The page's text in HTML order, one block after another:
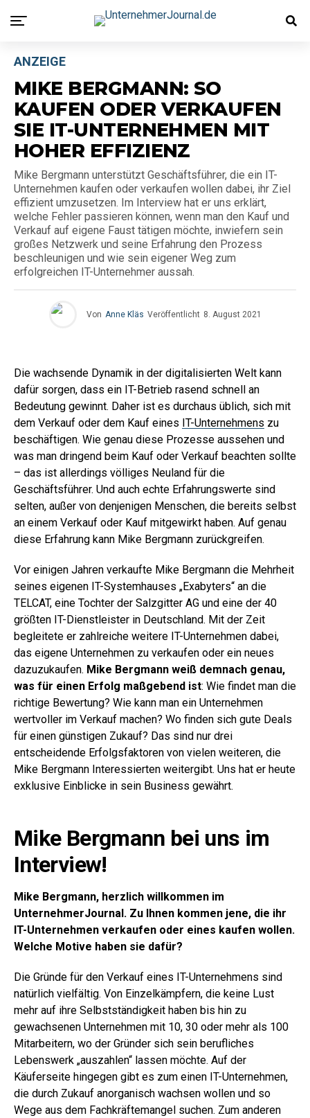
ANZEIGE
MIKE BERGMANN: SO
KAUFEN ODER VERKAUFEN
SIE IT-UNTERNEHMEN MIT
HOHER EFFIZIENZ
Mike Bergmann unterstützt Geschäftsführer, die ein IT-
Unternehmen kaufen oder verkaufen wollen dabei, ihr Ziel
effizient umzusetzen. Im Interview hat er uns erklärt,
welche Fehler passieren können, wenn man den Kauf und
Verkauf auf eigene Faust tätigen möchte, inwiefern sein
großes Netzwerk und seine Erfahrung den Prozess
beschleunigen und wie sein eigener Weg zum
erfolgreichen IT-Unternehmer aussah.
Von Anne Kläs Veröffentlicht 8. August 2021
Die wachsende Dynamik in der digitalisierten Welt kann
dafür sorgen, dass ein IT-Betrieb rasend schnell an
Bedeutung gewinnt. Daher ist es durchaus üblich, sich mit
dem Verkauf oder dem Kauf eines IT-Unternehmens zu
beschäftigen. Wie genau diese Prozesse aussehen und
was man dringend beim Kauf oder Verkauf beachten sollte
– das ist allerdings völliges Neuland für die
Geschäftsführer. Und auch echte Erfahrungswerte sind
selten, außer von denjenigen Menschen, die bereits selbst
an einem Verkauf oder Kauf mitgewirkt haben. Auf genau
diese Erfahrung kann Mike Bergmann zurückgreifen.
Vor einigen Jahren verkaufte Mike Bergmann die Mehrheit
seines eigenen IT-Systemhauses „Exabyters“ an die
TELCAT, eine Tochter der Salzgitter AG und eine der 40
größten IT-Dienstleister in Deutschland. Mit der Zeit
begleitete er zahlreiche weitere IT-Unternehmen dabei,
das eigene Unternehmen zu verkaufen oder ein neues
dazuzukaufen. Mike Bergmann weiß demnach genau,
was für einen Erfolg maßgebend ist: Wie findet man die
richtige Bewertung? Wie kann man ein Unternehmen
wertvoller im Verkauf machen? Wo finden sich gute Deals
für einen günstigen Zukauf? Das sind nur drei
entscheidende Erfolgsfaktoren von vielen weiteren, die
Mike Bergmann Interessierten weitergibt. Uns hat er heute
exklusive Einblicke in sein Business gewährt.
Mike Bergmann bei uns im
Interview!
Mike Bergmann, herzlich willkommen im
UnternehmerJournal. Zu Ihnen kommen jene, die ihr
IT-Unternehmen verkaufen oder eines kaufen wollen.
Welche Motive haben sie dafür?
Die Gründe für den Verkauf eines IT-Unternehmens sind
natürlich vielfältig. Von Einzelkämpfern, die keine Lust
mehr auf ihre Selbstständigkeit haben bis hin zu
gewachsenen Unternehmen mit 10, 30 oder mehr als 100
Mitarbeitern, wo der Gründer sich sein berufliches
Lebenswerk „auszahlen“ lassen möchte. Auf der
Käuferseite hingegen gibt es zum einen IT-Unternehmen,
die durch Zukauf anorganisch wachsen wollen und so
Wege aus dem Fachkräftemangel suchen. Zum anderen